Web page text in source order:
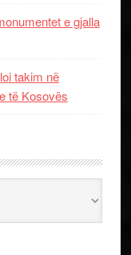
e gjalla
takim në
të Kosovës